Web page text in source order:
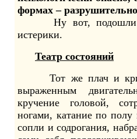
формах –
Ну вот, подошли к
истерики.
Театр состояний
Тот же плач и
выраженным
кручение головой,
ногами, катание по
сопли и содрогания,